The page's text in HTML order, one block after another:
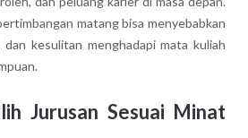
matang bisa menyebabkan
kesulitan menghadapi mata kuliah
Jurusan Sesuai Minat